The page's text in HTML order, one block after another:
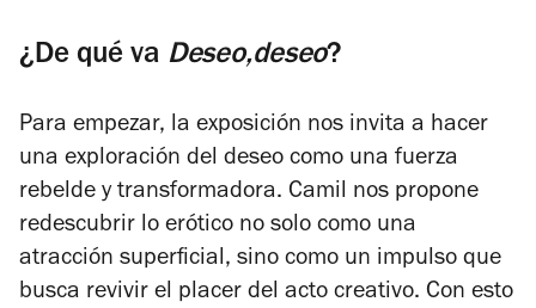
¿De qué va Deseo,deseo?
Para empezar, la exposición nos invita a hacer
una exploración del deseo como una fuerza
rebelde y transformadora. Camil nos propone
redescubrir lo erótico no solo como una
atracción superficial, sino como un impulso que
busca revivir el placer del acto creativo. Con esto